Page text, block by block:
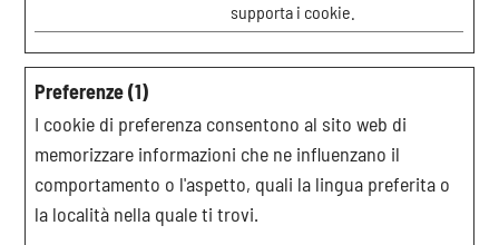
supporta i cookie.
Preferenze (1)
I cookie di preferenza consentono al sito web di
memorizzare informazioni che ne influenzano il
comportamento o l'aspetto, quali la lingua preferita o
la località nella quale ti trovi.